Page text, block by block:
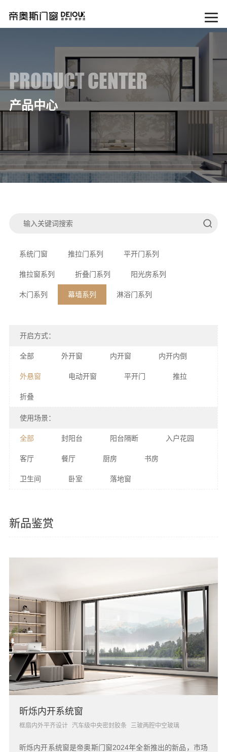
PRODUCT CENTER
产品中心
系统门窗 推拉门系列 平开门系列
推拉窗系列 折叠门系列 阳光房系列
木门系列 幕墙系列 淋浴门系列
开启方式：
全部 外开窗 内开窗 内开内倒
外悬窗 电动开窗 平开门 推拉
折叠
使用场景：
全部 封阳台 阳台隔断 入户花园
客厅 餐厅 厨房 书房
卫生间 卧室 落地窗
新品鉴赏
昕烁内开系统窗
框扇内外平齐设计 汽车级中央密封胶条 三玻两腔中空玻璃
昕烁内开系统窗是帝奥斯门窗2024年全新推出的新品，市场